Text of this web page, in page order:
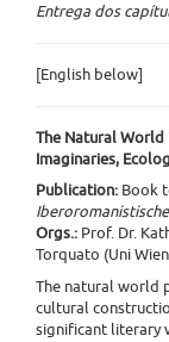
Entrega dos
[English below]
The Natural World
Imaginaries,
Publication: Book
Orgs.: Prof. Dr.
Torquato (Uni
The natural world
cultural
significant literary